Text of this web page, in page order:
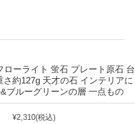
ローライト 蛍石 プレート原石 台
さ約127g 天才の石 インテリアに
ブルーグリーンの層 一点もの
¥2,310(税込)